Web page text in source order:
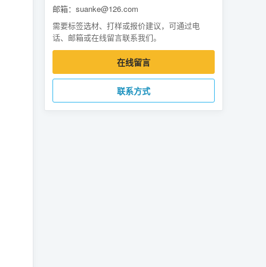
邮箱：suanke@126.com
需要标签选材、打样或报价建议，可通过电
话、邮箱或在线留言联系我们。
在线留言
联系方式